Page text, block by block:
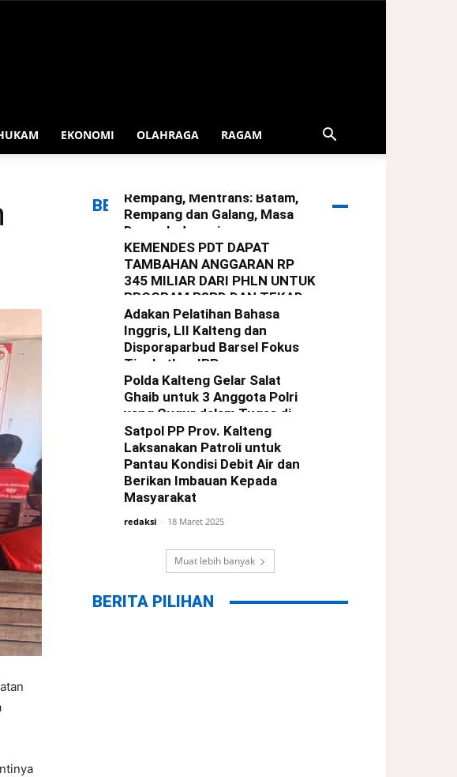
EKONOMI OLAHRAGA RAGAM
BERITA TERBARU
Rempang, Mentrans: Batam,
Rempang dan Galang, Masa
Depan Indonesia
redaksi - 29 Maret 2025
KEMENDES PDT DAPAT
TAMBAHAN ANGGARAN RP
345 MILIAR DARI PHLN UNTUK
PROGRAM P3PD DAN TEKAD
redaksi - 22 Maret 2025
Adakan Pelatihan Bahasa
Inggris, LII Kalteng dan
Disporaparbud Barsel Fokus
Tingkatkan IPP
redaksi - 21 Maret 2025
Polda Kalteng Gelar Salat
Ghaib untuk 3 Anggota Polri
yang Gugur dalam Tugas di
Way Kanan Lampung
redaksi - 19 Maret 2025
Satpol PP Prov. Kalteng
Laksanakan Patroli untuk
Pantau Kondisi Debit Air dan
Berikan Imbauan Kepada
Masyarakat
redaksi - 18 Maret 2025
Muat lebih banyak
BERITA PILIHAN